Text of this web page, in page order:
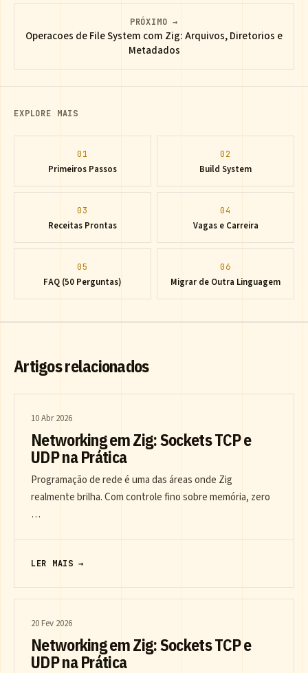
PRÓXIMO →
Operacoes de File System com Zig: Arquivos, Diretorios e
Metadados
EXPLORE MAIS
01
Primeiros Passos
02
Build System
03
Receitas Prontas
04
Vagas e Carreira
05
FAQ (50 Perguntas)
06
Migrar de Outra Linguagem
Artigos relacionados
10 Abr 2026
Networking em Zig: Sockets TCP e
UDP na Prática
Programação de rede é uma das áreas onde Zig
realmente brilha. Com controle fino sobre memória, zero
…
LER MAIS →
20 Fev 2026
Networking em Zig: Sockets TCP e
UDP na Prática